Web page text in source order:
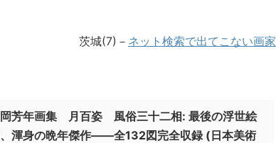
茨城(7)－ ネット検索で出てこない画家
岡芳年画集 月百姿 風俗三十二相: 最後の浮世絵
渾身の晩年傑作――全132図完全収録 (日本美術